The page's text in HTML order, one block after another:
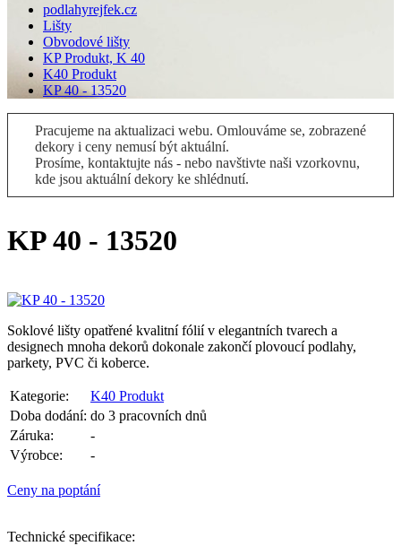
podlahyrejfek.cz
Lišty
Obvodové lišty
KP Produkt, K 40
K40 Produkt
KP 40 - 13520
Pracujeme na aktualizaci webu. Omlouváme se, zobrazené
dekory i ceny nemusí být aktuální.
Prosíme, kontaktujte nás - nebo navštivte naši vzorkovnu,
kde jsou aktuální dekory ke shlédnutí.
KP 40 - 13520
Soklové lišty opatřené kvalitní fólií v elegantních tvarech a
designech mnoha dekorů dokonale zakončí plovoucí podlahy,
parkety, PVC či koberce.
Kategorie:
K40 Produkt
Doba dodání: do 3 pracovních dnů
Záruka:
-
Výrobce:
-
Ceny na poptání
Technické specifikace: